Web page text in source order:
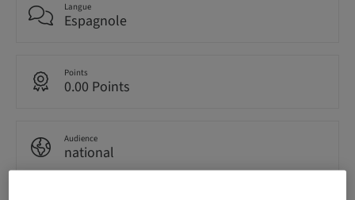
Langue
Espagnole
Points
0.00 Points
Audience
national